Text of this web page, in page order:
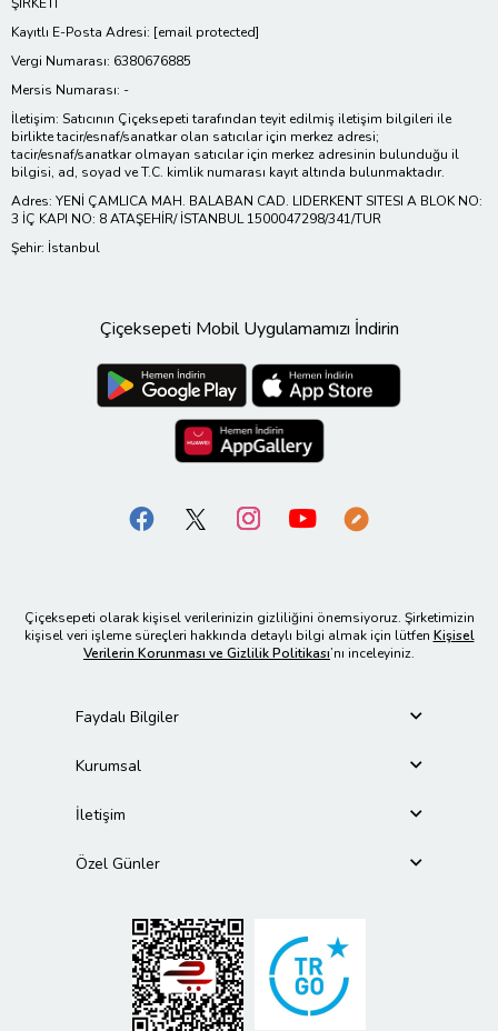
Kayıtlı E-Posta Adresi: [email protected]
Vergi Numarası: 6380676885
Mersis Numarası: -
İletişim: Satıcının Çiçeksepeti tarafından teyit edilmiş iletişim bilgileri ile
birlikte tacir/esnaf/sanatkar olan satıcılar için merkez adresi;
tacir/esnaf/sanatkar olmayan satıcılar için merkez adresinin bulunduğu il
bilgisi, ad, soyad ve T.C. kimlik numarası kayıt altında bulunmaktadır.
Adres: YENİ ÇAMLICA MAH. BALABAN CAD. LIDERKENT SITESI A BLOK NO:
3 İÇ KAPI NO: 8 ATAŞEHİR/ İSTANBUL 1500047298/341/TUR
Şehir: İstanbul
Çiçeksepeti Mobil Uygulamamızı İndirin
Çiçeksepeti olarak kişisel verilerinizin gizliliğini önemsiyoruz. Şirketimizin
kişisel veri işleme süreçleri hakkında detaylı bilgi almak için lütfen Kişisel
Verilerin Korunması ve Gizlilik Politikası’nı inceleyiniz.
Faydalı Bilgiler
Kurumsal
İletişim
Özel Günler